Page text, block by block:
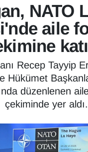
NATO
aile
Recep Tayyip
Hükümet
düzenlenen
çekiminde yer aldı.
Yoğunluk Haritası
Puan Durumu ve
Haberleri